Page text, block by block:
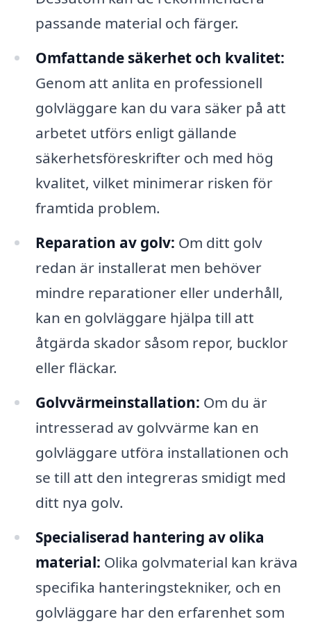
passande material och färger.
Omfattande säkerhet och kvalitet:
Genom att anlita en professionell
golvläggare kan du vara säker på att
arbetet utförs enligt gällande
säkerhetsföreskrifter och med hög
kvalitet, vilket minimerar risken för
framtida problem.
Reparation av golv: Om ditt golv
redan är installerat men behöver
mindre reparationer eller underhåll,
kan en golvläggare hjälpa till att
åtgärda skador såsom repor, bucklor
eller fläckar.
Golvvärmeinstallation: Om du är
intresserad av golvvärme kan en
golvläggare utföra installationen och
se till att den integreras smidigt med
ditt nya golv.
Specialiserad hantering av olika
material: Olika golvmaterial kan kräva
specifika hanteringstekniker, och en
golvläggare har den erfarenhet som